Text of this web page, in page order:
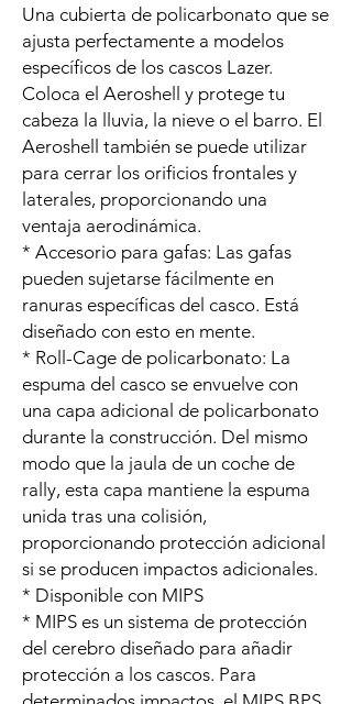
Una cubierta de policarbonato que se
ajusta perfectamente a modelos
específicos de los cascos Lazer.
Coloca el Aeroshell y protege tu
cabeza la lluvia, la nieve o el barro. El
Aeroshell también se puede utilizar
para cerrar los orificios frontales y
laterales, proporcionando una
ventaja aerodinámica.
* Accesorio para gafas: Las gafas
pueden sujetarse fácilmente en
ranuras específicas del casco. Está
diseñado con esto en mente.
* Roll-Cage de policarbonato: La
espuma del casco se envuelve con
una capa adicional de policarbonato
durante la construcción. Del mismo
modo que la jaula de un coche de
rally, esta capa mantiene la espuma
unida tras una colisión,
proporcionando protección adicional
si se producen impactos adicionales.
* Disponible con MIPS
* MIPS es un sistema de protección
del cerebro diseñado para añadir
protección a los cascos. Para